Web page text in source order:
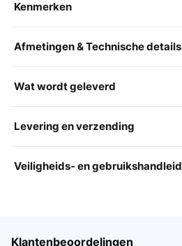
Kenmerken
Afmetingen & Technische details
Wat wordt geleverd
Levering en verzending
Veiligheids- en
Klantenbeoordelingen